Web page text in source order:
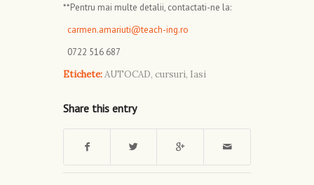
**Pentru mai multe detalii, contactati-ne la:
carmen.amariuti@teach-ing.ro
0722 516 687
Etichete:AUTOCAD, cursuri, Iasi
Share this entry